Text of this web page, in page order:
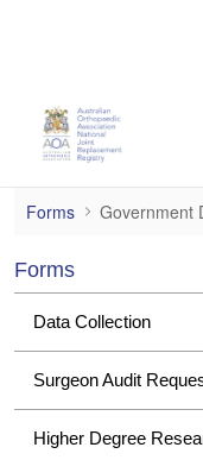
Government
Forms
Forms
Data Collection
Surgeon Audit
Higher Degree